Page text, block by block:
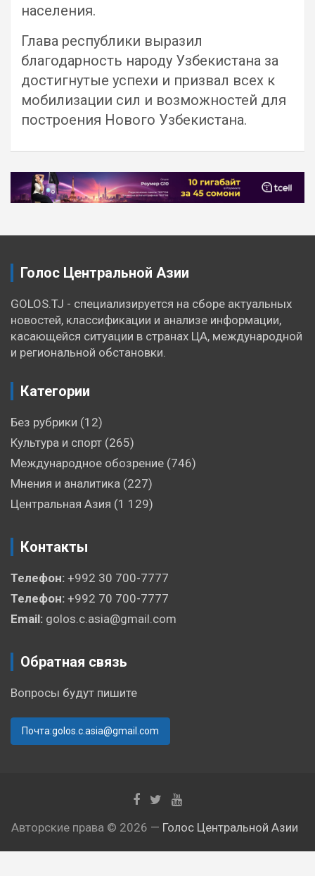
населения.
Глава республики выразил
благодарность народу Узбекистана за
достигнутые успехи и призвал всех к
мобилизации сил и возможностей для
построения Нового Узбекистана.
Навигация
по
Голос Центральной Азии
GOLOS.TJ - специализируется на сборе актуальных
новостей, классификации и анализе информации,
касающейся ситуации в странах ЦА, международной
и региональной обстановки.
Категории
Без рубрики (12)
Культура и спорт (265)
Международное обозрение (746)
Мнения и аналитика (227)
Центральная Азия (1 129)
Контакты
Телефон: +992 30 700-7777
Телефон: +992 70 700-7777
Email: golos.c.asia@gmail.com
Обратная связь
Вопросы будут пишите
Почта:golos.c.asia@gmail.com
Авторские права © 2026 — Голос Центральной Азии